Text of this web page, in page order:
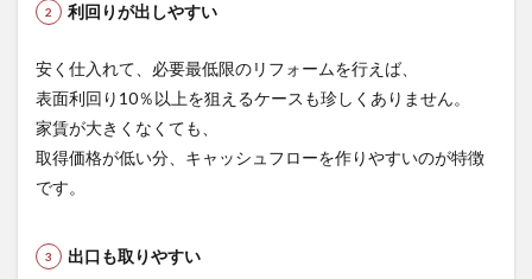
ちら
利回りが出しやすい
安く仕入れて、必要最低限のリフォームを行えば、
表面利回り10％以上を狙えるケースも珍しくありません。
家賃が大きくなくても、
取得価格が低い分、キャッシュフローを作りやすいのが特徴
です。
出口も取りやすい